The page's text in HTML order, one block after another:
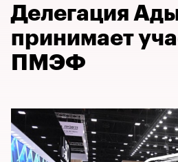
Делегация
принимает
ПМЭФ